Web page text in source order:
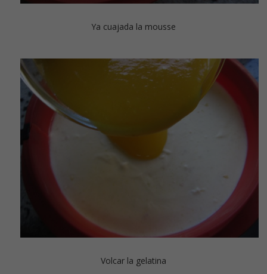
Ya cuajada la mousse
Volcar la gelatina